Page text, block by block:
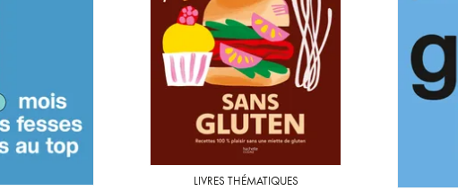
LIVRES THÉMATIQUES